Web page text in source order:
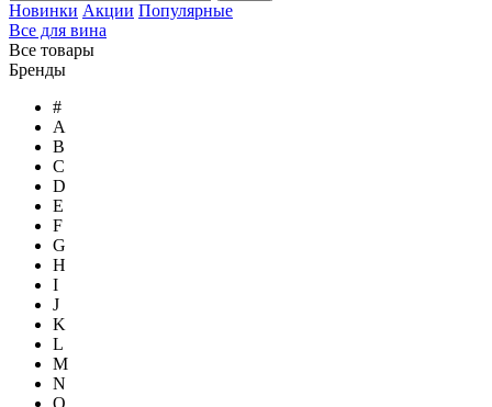
Новинки Акции Популярные
Все для вина
Все товары
Бренды
#
A
B
C
D
E
F
G
H
I
J
K
L
M
N